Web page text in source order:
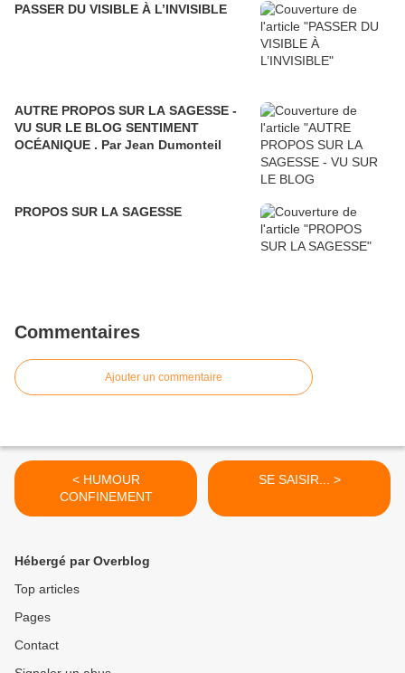
PASSER DU VISIBLE À L’INVISIBLE
AUTRE PROPOS SUR LA SAGESSE -
VU SUR LE BLOG SENTIMENT
OCÉANIQUE . Par Jean Dumonteil
PROPOS SUR LA SAGESSE
Commentaires
Ajouter un commentaire
< HUMOUR
CONFINEMENT
SE SAISIR... >
Hébergé par Overblog
Top articles
Pages
Contact